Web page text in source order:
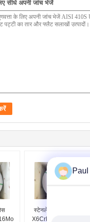
सीधे अपनी जांच भेजें
स्टेनलेस स्टील फेरीटिक
X6CrMo17-1 1.4113
Paul